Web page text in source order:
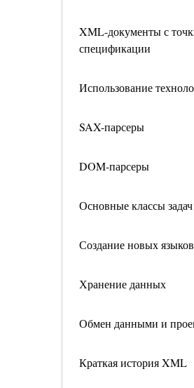
XML-документы с
спецификации
Использование
SAX-парсеры
DOM-парсеры
Основные классы
Создание новых языков
Хранение данных
Обмен данными и
Краткая история XML